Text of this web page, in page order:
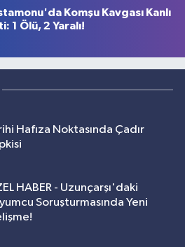
Komşu Kavgası Kanlı
1 Ölü, 2 Yaralı!
Hafıza Noktasında Çadır
HABER - Uzunçarşı'daki
Soruşturmasında Yeni